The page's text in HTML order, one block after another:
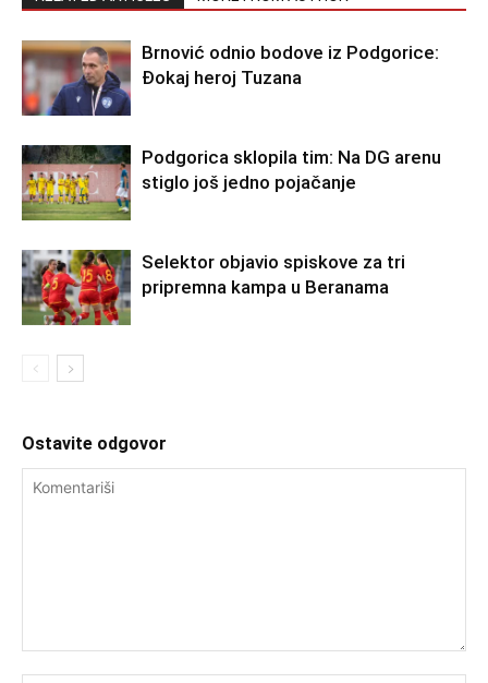
Brnović odnio bodove iz Podgorice:
Đokaj heroj Tuzana
Podgorica sklopila tim: Na DG arenu
stiglo još jedno pojačanje
Selektor objavio spiskove za tri
pripremna kampa u Beranama
Ostavite odgovor